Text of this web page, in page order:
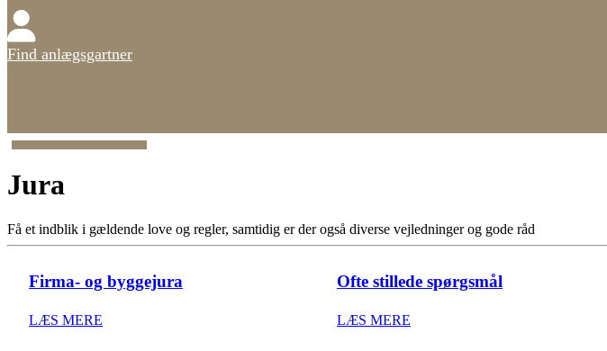
Find anlægsgartner
Jura
Få et indblik i gældende love og regler, samtidig er der også diverse vejledninger og gode råd
Firma- og byggejura
LÆS MERE
Ofte stillede spørgsmål
LÆS MERE